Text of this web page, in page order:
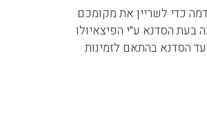
כדי לשריין את מקומכם
בעת הסדנא ע״י הפיצאיולו
הסדנא בהתאם לזמינות